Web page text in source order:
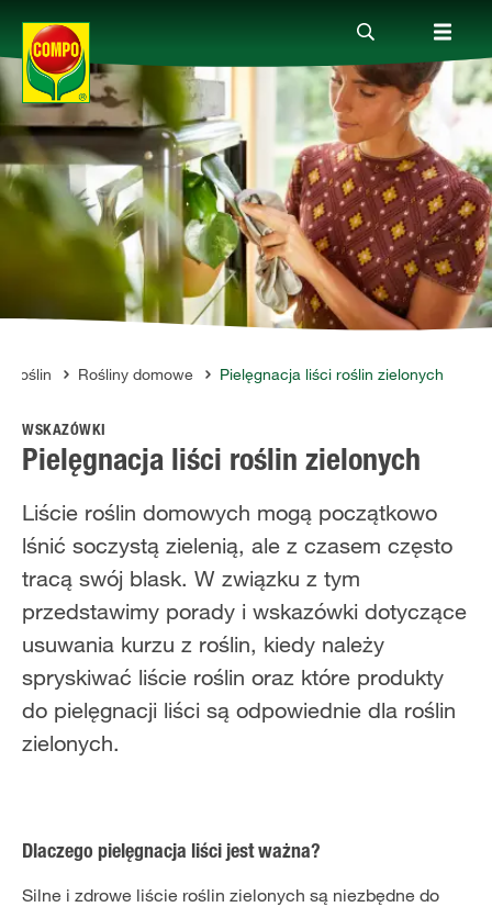
Produkty
Porady
Aktualne tematy
Kontakt
O nas
roślin Rośliny domowe Pielęgnacja liści roślin zielonych
WSKAZÓWKI
Pielęgnacja liści roślin zielonych
Liście roślin domowych mogą początkowo
lśnić soczystą zielenią, ale z czasem często
tracą swój blask. W związku z tym
przedstawimy porady i wskazówki dotyczące
usuwania kurzu z roślin, kiedy należy
spryskiwać liście roślin oraz które produkty
do pielęgnacji liści są odpowiednie dla roślin
zielonych.
Dlaczego pielęgnacja liści jest ważna?
Silne i zdrowe liście roślin zielonych są niezbędne do